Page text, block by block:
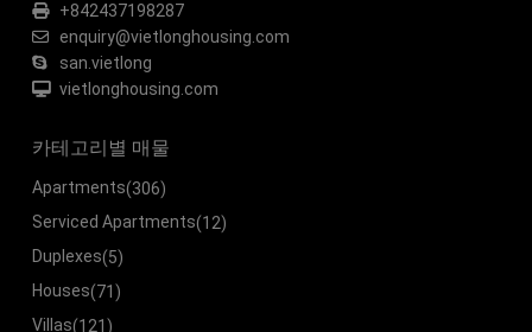
+842437198287
enquiry@vietlonghousing.com
san.vietlong
vietlonghousing.com
카테고리별 매물
Apartments(306)
Serviced Apartments(12)
Duplexes(5)
Houses(71)
Villas(121)